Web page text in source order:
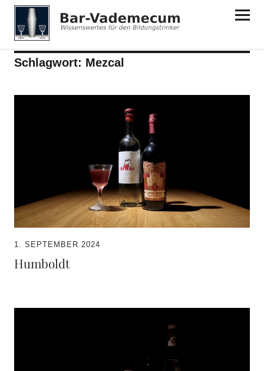
Bar-Vademecum
Schlagwort: Mezcal
1. SEPTEMBER 2024
Humboldt